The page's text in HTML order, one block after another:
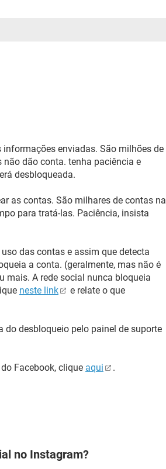
informações enviadas. São milhões de
dão conta. tenha paciência e
desbloqueada.
as contas. São milhares de contas na
para tratá-las. Paciência, insista
das contas e assim que detecta
a conta. (geralmente, mas não é
mais. A rede social nunca bloqueia
neste link
e relate o que
do desbloqueio pelo painel de suporte
Facebook, clique aqui .
no Instagram?